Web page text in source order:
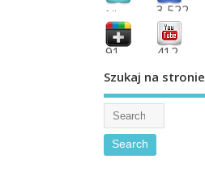
followers 3,522
fans
91 412
Szukaj na stronie